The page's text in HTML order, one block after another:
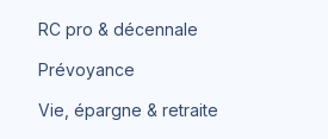
RC pro & décennale
Prévoyance
Vie, épargne & retraite